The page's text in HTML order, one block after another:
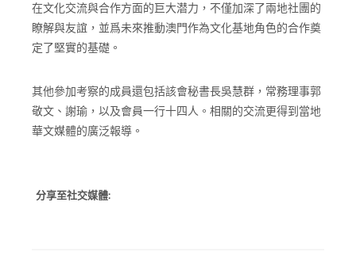
化具有不可估量的價值。此次考察活動充分展示了馬澳兩地
在文化交流與合作方面的巨大潜力，不僅加深了兩地社團的
瞭解與友誼，並爲未來推動澳門作為文化基地角色的合作奠
其他參加考察的成員還包括該會秘書長吳慧群，常務理事郭
敬文、謝瑜，以及會員一行十四人。相關的交流更得到當地